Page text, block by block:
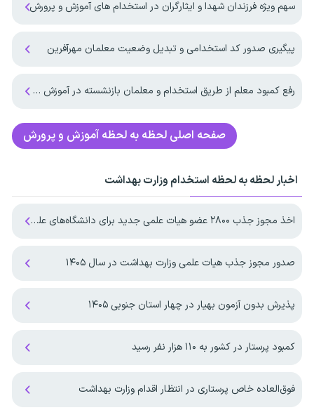
سهم ویژه فرزندان شهدا و ایثارگران در استخدام های آموزش و پرورش
پیگیری صدور کد استخدامی و تبدیل وضعیت معلمان مهرآفرین
رفع کمبود معلم از طریق استخدام و معلمان بازنشسته در آموزش و پرورش
صفحه اصلی لحظه به لحظه آموزش و پرورش
اخبار لحظه به لحظه استخدام وزارت بهداشت
اخذ مجوز جذب ۲۸۰۰ عضو هیات علمی جدید برای دانشگاه‌های علوم پزشکی
صدور مجوز جذب هیات علمی وزارت بهداشت در سال ۱۴۰۵
پذیرش بدون آزمون بهیار در چهار استان جنوبی ۱۴۰۵
کمبود پرستار در کشور به ۱۱۰ هزار نفر رسید
فوق‌العاده خاص پرستاری در انتظار اقدام وزارت بهداشت